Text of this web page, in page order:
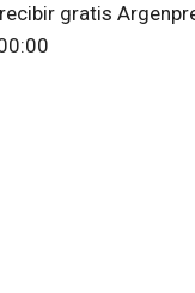
gratis